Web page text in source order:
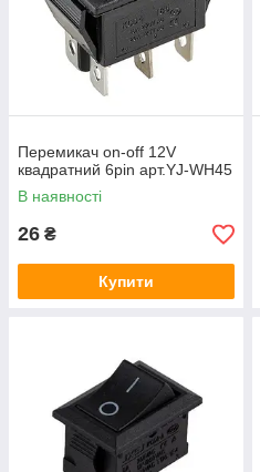
Перемикач on-off 12V
квадратний 6pin арт.YJ-WH45
В наявності
26 ₴
Купити